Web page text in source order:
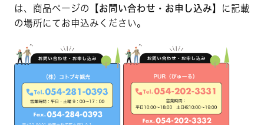
は、商品ページの 【お問い合わせ・お申し込み】
に記載
の場所にてお申込みください。